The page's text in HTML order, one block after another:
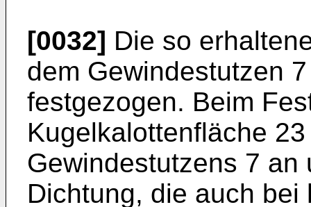
[0032] Die so
dem Gewindestutzen
festgezogen. Beim
Kugelkalottenfläche
Gewindestutzens 7
Dichtung, die auch